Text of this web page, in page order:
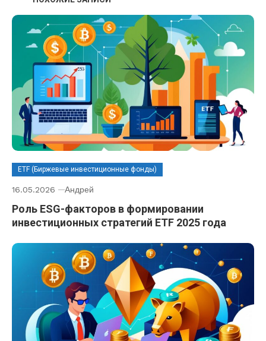
ETF (Биржевые инвестиционные фонды)
16.05.2026 Андрей
Роль ESG-факторов в формировании
инвестиционных стратегий ETF 2025 года